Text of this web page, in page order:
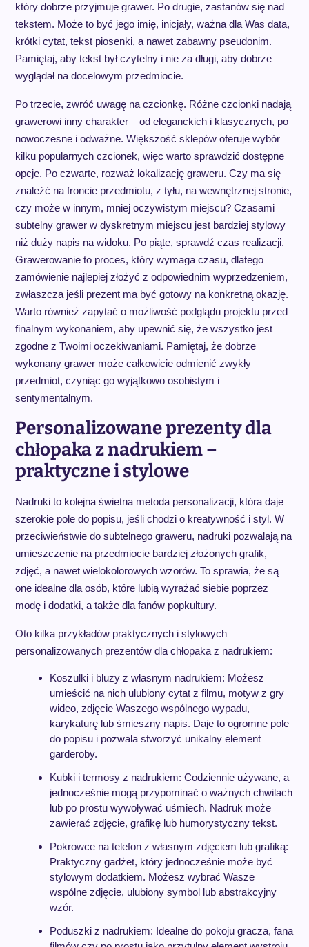
który dobrze przyjmuje grawer. Po drugie, zastanów się nad
tekstem. Może to być jego imię, inicjały, ważna dla Was data,
krótki cytat, tekst piosenki, a nawet zabawny pseudonim.
Pamiętaj, aby tekst był czytelny i nie za długi, aby dobrze
wyglądał na docelowym przedmiocie.
Po trzecie, zwróć uwagę na czcionkę. Różne czcionki nadają
grawerowi inny charakter – od eleganckich i klasycznych, po
nowoczesne i odważne. Większość sklepów oferuje wybór
kilku popularnych czcionek, więc warto sprawdzić dostępne
opcje. Po czwarte, rozważ lokalizację graweru. Czy ma się
znaleźć na froncie przedmiotu, z tyłu, na wewnętrznej stronie,
czy może w innym, mniej oczywistym miejscu? Czasami
subtelny grawer w dyskretnym miejscu jest bardziej stylowy
niż duży napis na widoku. Po piąte, sprawdź czas realizacji.
Grawerowanie to proces, który wymaga czasu, dlatego
zamówienie najlepiej złożyć z odpowiednim wyprzedzeniem,
zwłaszcza jeśli prezent ma być gotowy na konkretną okazję.
Warto również zapytać o możliwość podglądu projektu przed
finalnym wykonaniem, aby upewnić się, że wszystko jest
zgodne z Twoimi oczekiwaniami. Pamiętaj, że dobrze
wykonany grawer może całkowicie odmienić zwykły
przedmiot, czyniąc go wyjątkowo osobistym i
sentymentalnym.
Personalizowane prezenty dla
chłopaka z nadrukiem –
praktyczne i stylowe
Nadruki to kolejna świetna metoda personalizacji, która daje
szerokie pole do popisu, jeśli chodzi o kreatywność i styl. W
przeciwieństwie do subtelnego graweru, nadruki pozwalają na
umieszczenie na przedmiocie bardziej złożonych grafik,
zdjęć, a nawet wielokolorowych wzorów. To sprawia, że są
one idealne dla osób, które lubią wyrażać siebie poprzez
modę i dodatki, a także dla fanów popkultury.
Oto kilka przykładów praktycznych i stylowych
personalizowanych prezentów dla chłopaka z nadrukiem:
Koszulki i bluzy z własnym nadrukiem: Możesz
umieścić na nich ulubiony cytat z filmu, motyw z gry
wideo, zdjęcie Waszego wspólnego wypadu,
karykaturę lub śmieszny napis. Daje to ogromne pole
do popisu i pozwala stworzyć unikalny element
garderoby.
Kubki i termosy z nadrukiem: Codziennie używane, a
jednocześnie mogą przypominać o ważnych chwilach
lub po prostu wywoływać uśmiech. Nadruk może
zawierać zdjęcie, grafikę lub humorystyczny tekst.
Pokrowce na telefon z własnym zdjęciem lub grafiką:
Praktyczny gadżet, który jednocześnie może być
stylowym dodatkiem. Możesz wybrać Wasze
wspólne zdjęcie, ulubiony symbol lub abstrakcyjny
wzór.
Poduszki z nadrukiem: Idealne do pokoju gracza, fana